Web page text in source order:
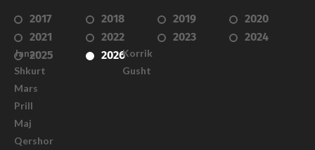
2017 2018 2019
2020
2021
2022 2023
2024
2025
2026
Janar
Shkurt
Mars
Prill
Maj
Qershor
Korrik
Gusht